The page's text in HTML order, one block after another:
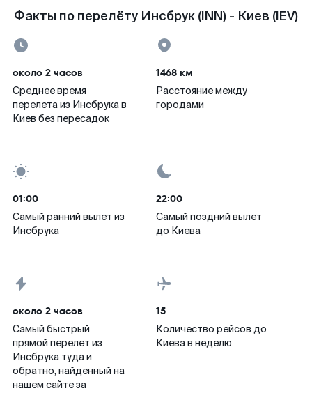
Факты по перелёту Инсбрук (INN) - Киев (IEV)
около 2 часов
Среднее время
перелета из Инсбрука в
Киев без пересадок
1468 км
Расстояние между
городами
01:00
Самый ранний вылет из
Инсбрука
22:00
Самый поздний вылет
до Киева
около 2 часов
Самый быстрый
прямой перелет из
Инсбрука туда и
обратно, найденный на
нашем сайте за
15
Количество рейсов до
Киева в неделю